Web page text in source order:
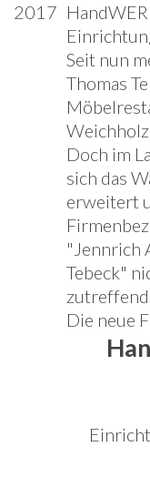
2017
Seit nun
Thomas
Doch im
sich das
erweitert
"Jennrich
Tebeck"
Die neue